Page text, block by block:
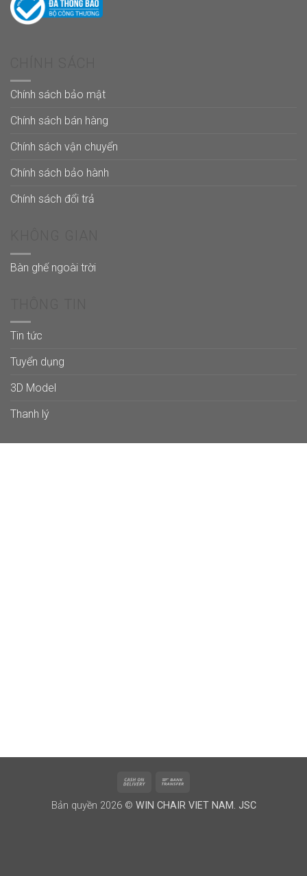
Chính sách bảo mật
Chính sách bán hàng
Chính sách vận chuyển
Chính sách bảo hành
Chính sách đổi trả
Bàn ghế ngoài trời
Tin tức
Tuyển dụng
3D Model
Thanh lý
Cash
Delivery
Bản quyền 2026 © WIN CHAIR VIET NAM. JSC